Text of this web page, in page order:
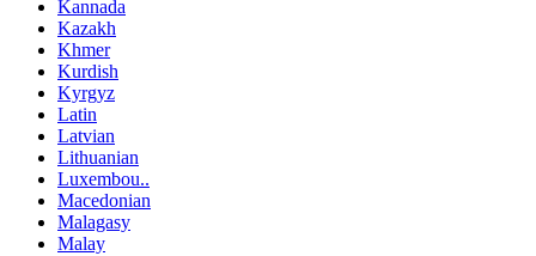
Kannada
Kazakh
Khmer
Kurdish
Kyrgyz
Latin
Latvian
Lithuanian
Luxembou..
Macedonian
Malagasy
Malay